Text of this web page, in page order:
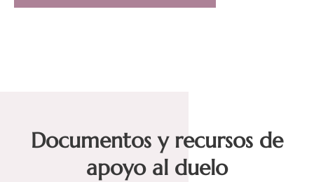
Documentos y recursos de
apoyo al duelo